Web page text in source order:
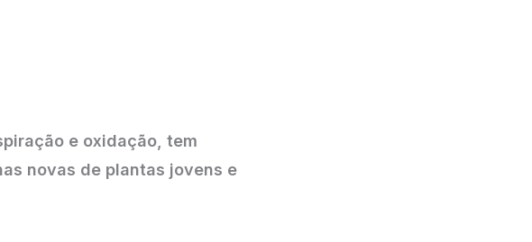
e oxidação, tem
novas de plantas jovens e